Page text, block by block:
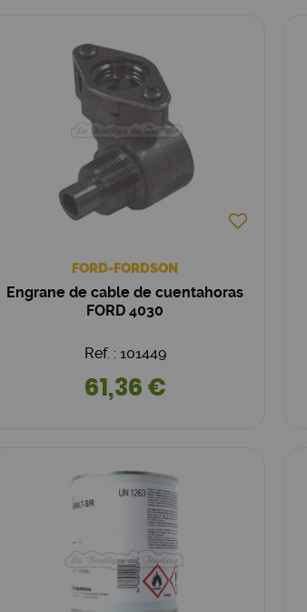
FORD-FORDSON
Engrane de cable de cuentahoras
FORD 4030
Ref. : 101449
61,36 €